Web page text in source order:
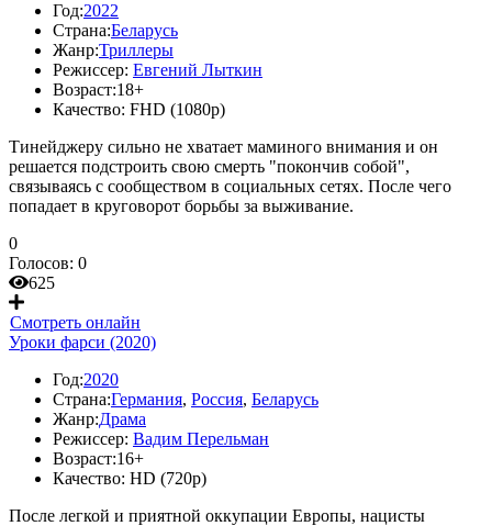
Год:2022
Страна:Беларусь
Жанр:Триллеры
Режиссер: Евгений Лыткин
Возраст:18+
Качество: FHD (1080p)
Тинейджеру сильно не хватает маминого внимания и он
решается подстроить свою смерть "покончив собой",
связываясь с сообществом в социальных сетях. После чего
попадает в круговорот борьбы за выживание.
0
Голосов: 0
625
Смотреть онлайн
Уроки фарси (2020)
Год:2020
Страна:Германия, Россия, Беларусь
Жанр:Драма
Режиссер: Вадим Перельман
Возраст:16+
Качество: HD (720p)
После легкой и приятной оккупации Европы, нацисты